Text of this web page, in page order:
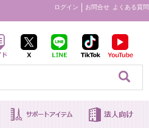
ログイン お問合せ よくある質問